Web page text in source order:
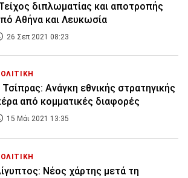
διπλωματίας και αποτροπής
Αθήνα και Λευκωσία
26 Σεπ 2021 08:23
Τσίπρας: Ανάγκη εθνικής στρατηγικής
από κομματικές διαφορές
15 Μάι 2021 13:35
Νέος χάρτης μετά τη